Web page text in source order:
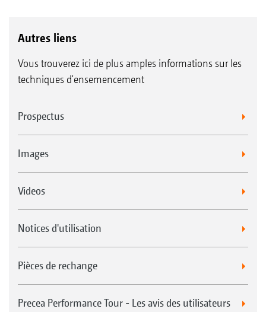
Autres liens
Vous trouverez ici de plus amples informations sur les
techniques d'ensemencement
Prospectus
Images
Videos
Notices d'utilisation
Pièces de rechange
Precea Performance Tour - Les avis des utilisateurs